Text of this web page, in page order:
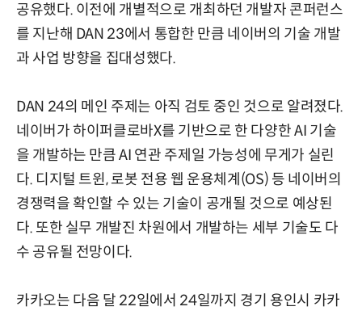
공유했다. 이전에 개별적으로 개최하던 개발자 콘퍼런스
를 지난해 DAN 23에서 통합한 만큼 네이버의 기술 개발
과 사업 방향을 집대성했다.
DAN 24의 메인 주제는 아직 검토 중인 것으로 알려졌다.
네이버가 하이퍼클로바X를 기반으로 한 다양한 AI 기술
을 개발하는 만큼 AI 연관 주제일 가능성에 무게가 실린
다. 디지털 트윈, 로봇 전용 웹 운용체계(OS) 등 네이버의
경쟁력을 확인할 수 있는 기술이 공개될 것으로 예상된
다. 또한 실무 개발진 차원에서 개발하는 세부 기술도 다
수 공유될 전망이다.
카카오는 다음 달 22일에서 24일까지 경기 용인시 카카